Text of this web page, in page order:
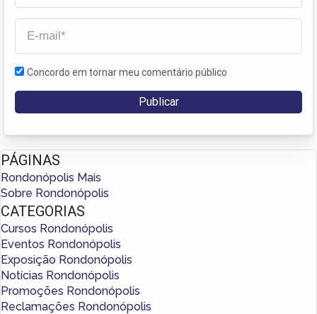
Concordo em tornar meu comentário público
PÁGINAS
Rondonópolis Mais
Sobre Rondonópolis
CATEGORIAS
Cursos Rondonópolis
Eventos Rondonópolis
Exposição Rondonópolis
Notícias Rondonópolis
Promoções Rondonópolis
Reclamações Rondonópolis